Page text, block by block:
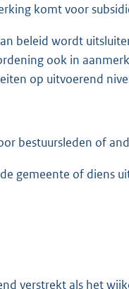
komt voor
beleid wordt
ook in
op uitvoerend
bestuursleden of
gemeente of diens
verstrekt als het